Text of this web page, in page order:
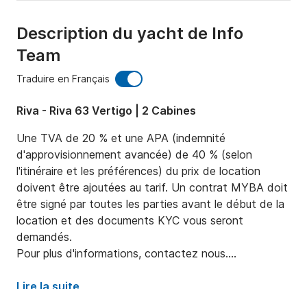
Description du yacht de Info
Team
Traduire en Français
Riva - Riva 63 Vertigo | 2 Cabines
Une TVA de 20 % et une APA (indemnité
d'approvisionnement avancée) de 40 % (selon
l'itinéraire et les préférences) du prix de location
doivent être ajoutées au tarif. Un contrat MYBA doit
être signé par toutes les parties avant le début de la
location et des documents KYC vous seront
demandés.
Pour plus d'informations, contactez nous.